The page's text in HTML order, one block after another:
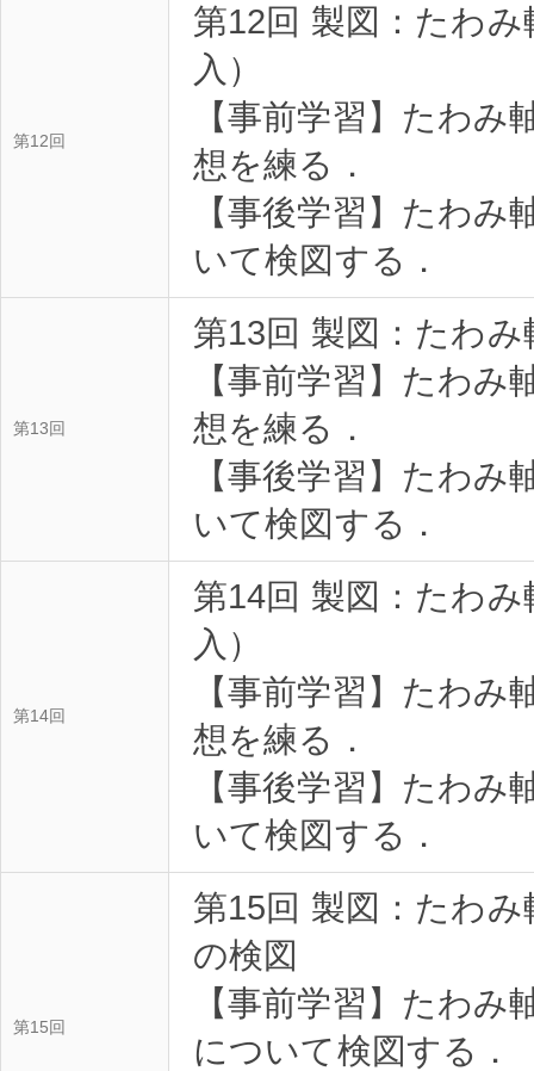
第12回
第12回 製図：たわ
入）
【事前学習】たわみ
想を練る．
【事後学習】たわ
いて検図する．
第13回
第13回 製図：たわ
【事前学習】たわみ
想を練る．
【事後学習】たわ
いて検図する．
第14回
第14回 製図：たわ
入）
【事前学習】たわみ
想を練る．
【事後学習】たわ
いて検図する．
第15回
第15回 製図：たわ
の検図
【事前学習】たわ
について検図する．